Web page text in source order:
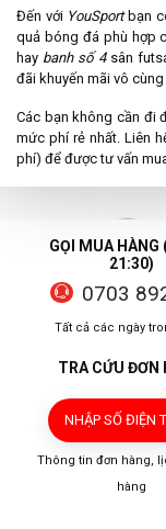
Đến với YouSportbạn
quả bóng đá phù hợp
hay banh số 4sân
đãi khuyến mãi vô
Các bạn không cần đi
mức phí rẻ nhất. Liên
phí) để được tư vấn
GỌI MUA HÀNG
21:30)
0703
Tất cả các ngày
TRA CỨU ĐƠN
NHẬP SỐ ĐIỆN
Thông tin đơn hàng,
hàng